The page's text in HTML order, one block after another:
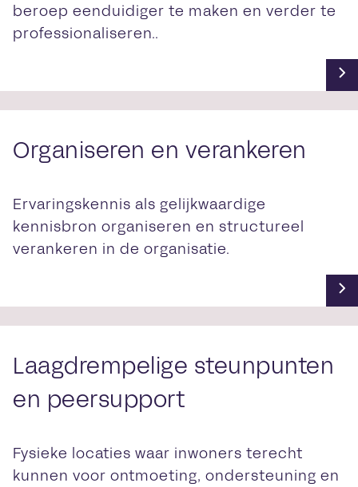
beroep eenduidiger te maken en verder te
professionaliseren..
Organiseren en verankeren
Ervaringskennis als gelijkwaardige
kennisbron organiseren en structureel
verankeren in de organisatie.
Laagdrempelige steunpunten
en peersupport
Fysieke locaties waar inwoners terecht
kunnen voor ontmoeting, ondersteuning en